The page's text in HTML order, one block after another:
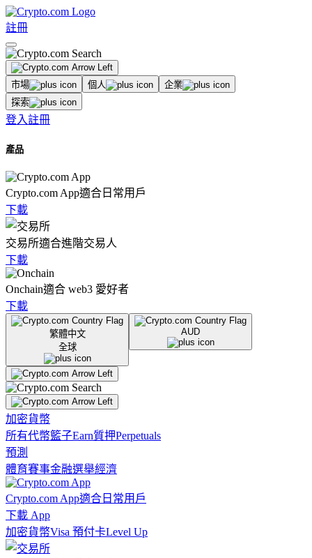
註冊
市場 個人
企業
探索
登入註冊
產品
Crypto.com App適合日常用戶
下載
交易所適合進階交易人
下載
Onchain適合 web3 愛好者
下載
繁體中文
全球
AUD
加密貨幣
所有代幣籃子Earn質押Perpetuals
預測
體育賽事金融選舉經濟
Crypto.com App適合日常用戶
下載 App
加密貨幣Visa 預付卡Level Up